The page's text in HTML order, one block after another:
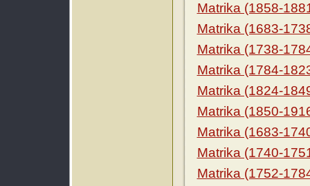
Matrika (1858-
Matrika (1683-
Matrika (1738-
Matrika (1784-
Matrika (1824-
Matrika (1850-
Matrika (1683-
Matrika (1740-
Matrika (1752-